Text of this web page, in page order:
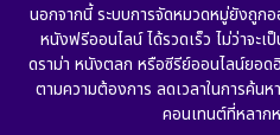
Drama ดราม่า
Dystopian
นอกจากนี้ ระบบการจัดหมวดหมู่ยังถูกอ
หนังฟรีออนไลน์ ได้รวดเร็ว ไม่ว่าจะ
ดราม่า หนังตลก หรือซีรีย์ออนไลน์ยอ
ตามความต้องการ ลดเวลาในการค้นห
คอนเทนต์ที่หลาก